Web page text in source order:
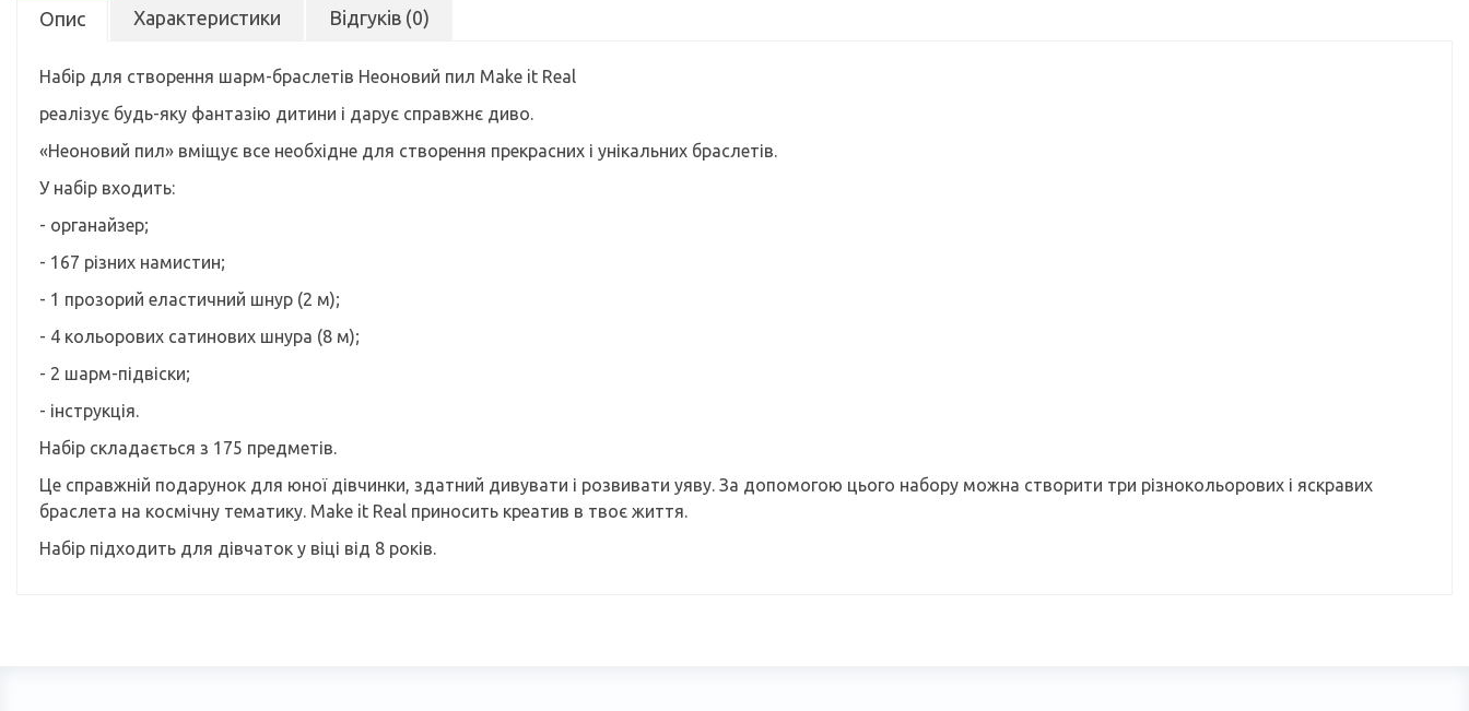
Опис Характеристики Відгуків (0)
Набір для створення шарм-браслетів Неоновий пил Make it Real
реалізує будь-яку фантазію дитини і дарує справжнє диво.
«Неоновий пил» вміщує все необхідне для створення прекрасних і унікальних браслетів.
У набір входить:
- органайзер;
- 167 різних намистин;
- 1 прозорий еластичний шнур (2 м);
- 4 кольорових сатинових шнура (8 м);
- 2 шарм-підвіски;
- інструкція.
Набір складається з 175 предметів.
Це справжній подарунок для юної дівчинки, здатний дивувати і розвивати уяву. За допомогою цього набору можна створити три різнокольорових і яскравих
браслета на космічну тематику. Make it Real приносить креатив в твоє життя.
Набір підходить для дівчаток у віці від 8 років.